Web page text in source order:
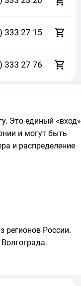
Это единый «вход»
и могут быть
и распределение
регионов России.